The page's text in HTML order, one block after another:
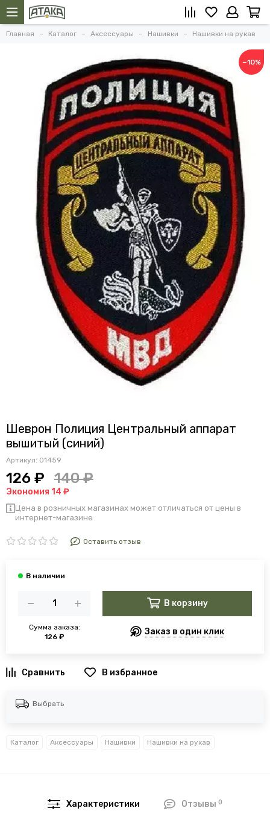
Главная Каталог Аксессуары Нашивки Нашивки на рукав
−10%
Шеврон Полиция Центральный аппарат
вышитый (синий)
Артикул: 01459
126 ₽ 140 ₽
Экономия 14 ₽
Цена в розничных магазинах может отличаться от цены в
интернет-магазине
Оставить отзыв
Сумма заказа:
126 ₽
В корзину
Заказ в один клик
В избранное
Выбрать
Каталог Аксессуары Нашивки Нашивки на рукав
Характеристики Отзывы 0